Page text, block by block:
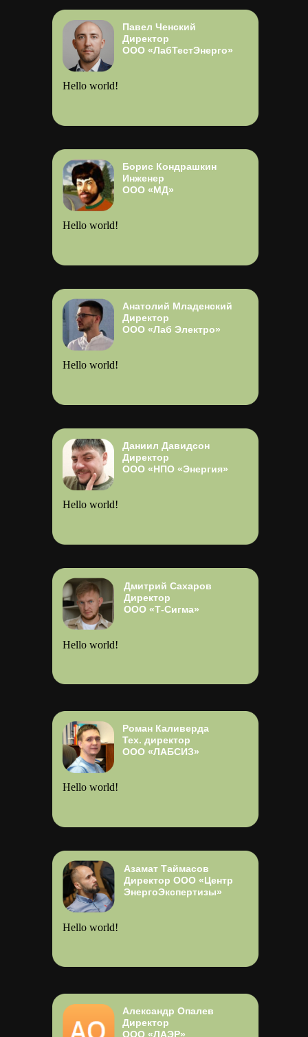
Александр Опалев
Директор
ООО «ЛАЭР»
Hello world!
Дмитрий Сахаров
Директор
ООО «Т-Сигма»
Hello world!
Павел Ченский
Директор
ООО «ЛабТестЭнерго»
Hello world!
Даниил Давидсон
Директор
ООО «НПО «Энергия»
Hello world!
Азамат Таймасов
Директор ООО «Центр
ЭнергоЭкспертизы»
Hello world!
Анатолий Младенский
Директор
ООО «Лаб Электро»
Hello world!
Борис Кондрашкин
Инженер
ООО «МД»
Hello world!
Роман Каливерда
Тех. директор
ООО «ЛАБСИЗ»